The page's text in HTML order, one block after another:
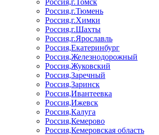
Россия,г.Тюмень
Россия,г.Химки
Россия,г.Шахты
Россия,г.Ярославль
Россия,Екатеринбург
Россия,Железнодорожный
Россия,Жуковский
Россия,Заречный
Россия,Заринск
Россия,Ивантеевка
Россия,Ижевск
Россия,Калуга
Россия,Кемерово
Россия,Кемеровская область